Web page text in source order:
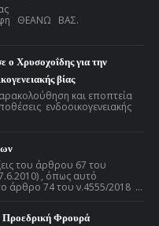
μας
ΘΕΑΝΩ ΒΑΣ.
ο Χρυσοχοΐδης για την
βίας
και εποπτεία
ενδοοικογενειακής
του άρθρου 67 του
, όπως αυτό
άρθρο 74 του ν.4555/2018 ...
Προεδρική Φρουρά